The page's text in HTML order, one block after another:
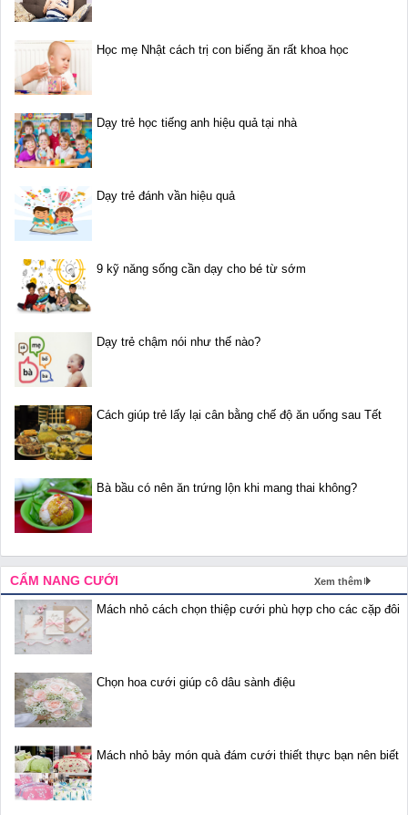
Học mẹ Nhật cách trị con biếng ăn rất khoa học
Dạy trẻ học tiếng anh hiệu quả tại nhà
Dạy trẻ đánh vần hiệu quả
9 kỹ năng sống cần dạy cho bé từ sớm
Dạy trẻ chậm nói như thế nào?
Cách giúp trẻ lấy lại cân bằng chế độ ăn uống sau Tết
Bà bầu có nên ăn trứng lộn khi mang thai không?
CẨM NANG CƯỚI Xem thêm
Mách nhỏ cách chọn thiệp cưới phù hợp cho các cặp đôi
Chọn hoa cưới giúp cô dâu sành điệu
Mách nhỏ bảy món quà đám cưới thiết thực bạn nên biết